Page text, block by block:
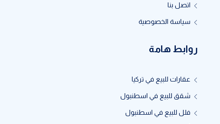
اتصل بنا
سياسة الخصوصية
روابط هامة
عقارات للبيع في تركيا
شقق للبيع في اسطنبول
فلل للبيع في اسطنبول